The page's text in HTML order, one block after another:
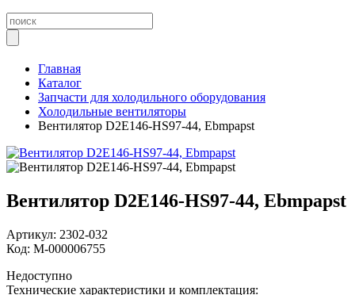
Главная
Каталог
Запчасти для холодильного оборудования
Холодильные вентиляторы
Вентилятор D2E146-HS97-44, Ebmpapst
Вентилятор D2E146-HS97-44, Ebmpapst
Артикул: 2302-032
Код: М-000006755
Недоступно
Технические характеристики и комплектация: